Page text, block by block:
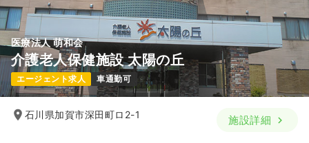
医療法人 萌和会
介護老人保健施設 太陽の丘
エージェント求人 車通勤可
石川県加賀市深田町ロ2-1 施設詳細